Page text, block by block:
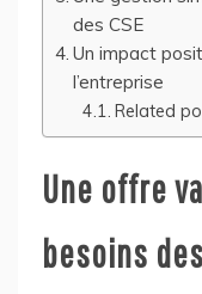
des CSE
Un impact
l’entreprise
Related
Une offre
besoins